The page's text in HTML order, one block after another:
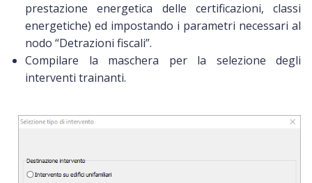
prestazione energetica delle certificazioni, classi
energetiche) ed impostando i parametri necessari al
nodo “Detrazioni fiscali”.
Compilare la maschera per la selezione degli
interventi trainanti.